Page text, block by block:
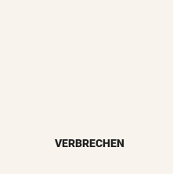
VERBRECHEN